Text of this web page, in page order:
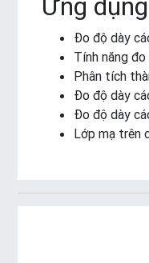
Đo độ dày
Tính năng
Phân tích
Đo độ dày
Đo độ dày
Lớp mạ trên